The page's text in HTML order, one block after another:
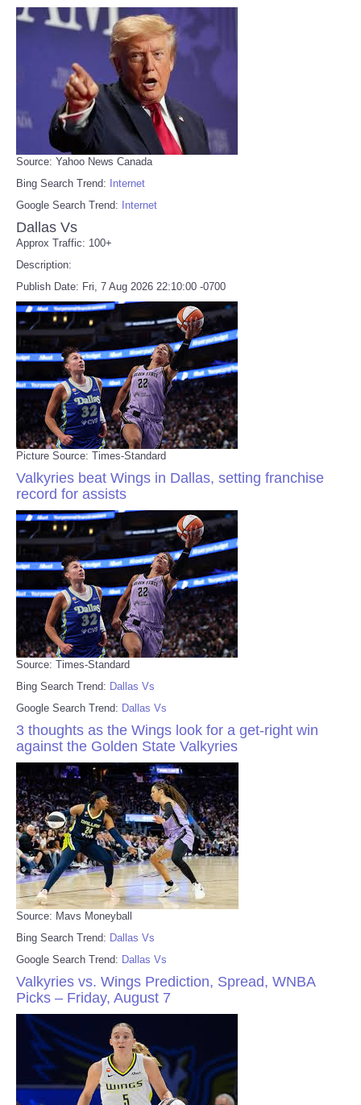
Source: Yahoo News Canada
Bing Search Trend: Internet
Google Search Trend: Internet
Dallas Vs
Approx Traffic: 100+
Description:
Publish Date: Fri, 7 Aug 2026 22:10:00 -0700
Picture Source: Times-Standard
Valkyries beat Wings in Dallas, setting franchise
record for assists
Source: Times-Standard
Bing Search Trend: Dallas Vs
Google Search Trend: Dallas Vs
3 thoughts as the Wings look for a get-right win
against the Golden State Valkyries
Source: Mavs Moneyball
Bing Search Trend: Dallas Vs
Google Search Trend: Dallas Vs
Valkyries vs. Wings Prediction, Spread, WNBA
Picks – Friday, August 7